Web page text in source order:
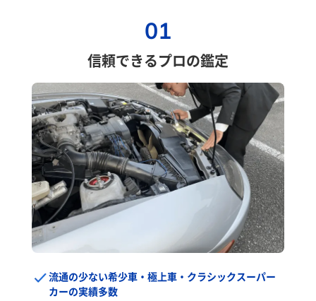
01
信頼できるプロの鑑定
流通の少ない希少車・極上車・クラシックスーパー
カーの実績多数